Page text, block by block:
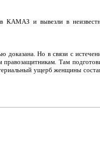
КАМАЗ и вывезли в
доказана. Но в связи с
правозащитникам. Там
ущерб женщины